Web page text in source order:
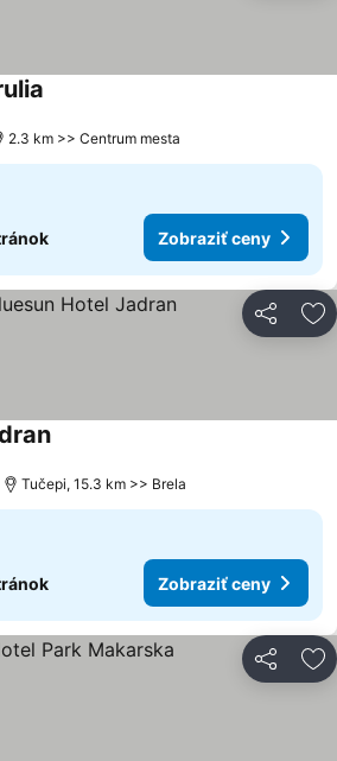
2.3 km >> Centrum mesta
Zobraziť ceny
Zdieľať
Tučepi, 15.3 km >> Brela
Zobraziť ceny
Zdieľať